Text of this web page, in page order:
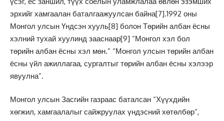
эрхийг хамгаалан баталгаажуулсан байна[7].1992 оны
Монгол улсын Үндсэн хууль[8] болон Төрийн албан ёсны
хэлний тухай хуулинд зааснаар[9] “Монгол хэл бол
төрийн албан ёсны хэл мөн.” “Монгол улсын төрийн албан
ёсны үйл ажиллагаа, сургалтыг төрийн албан ёсны хэлээр
явуулна”.
Монгол улсын Засгийн газраас баталсан “Хүүхдийн
хөгжил, хамгаалалыг сайжруулах үндэсний хөтөлбөр”,